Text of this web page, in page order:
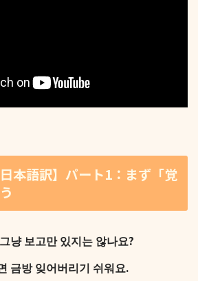
日本語訳】パート1：まず「覚
냥 보고만 있지는 않나요?
금방 잊어버리기 쉬워요.